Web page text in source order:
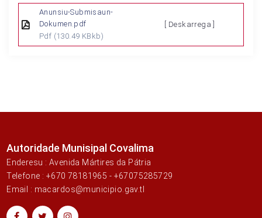
Anunsiu-Submisaun-
Dokumen.pdf
Pdf (130.49 KBkb)
[ Deskarrega ]
Autoridade Munisipal Covalima
Enderesu : Avenida Mártires da Pátria
Telefone : +670 78181965 - +67075285729
Email : macardos@municipio.gav.tl